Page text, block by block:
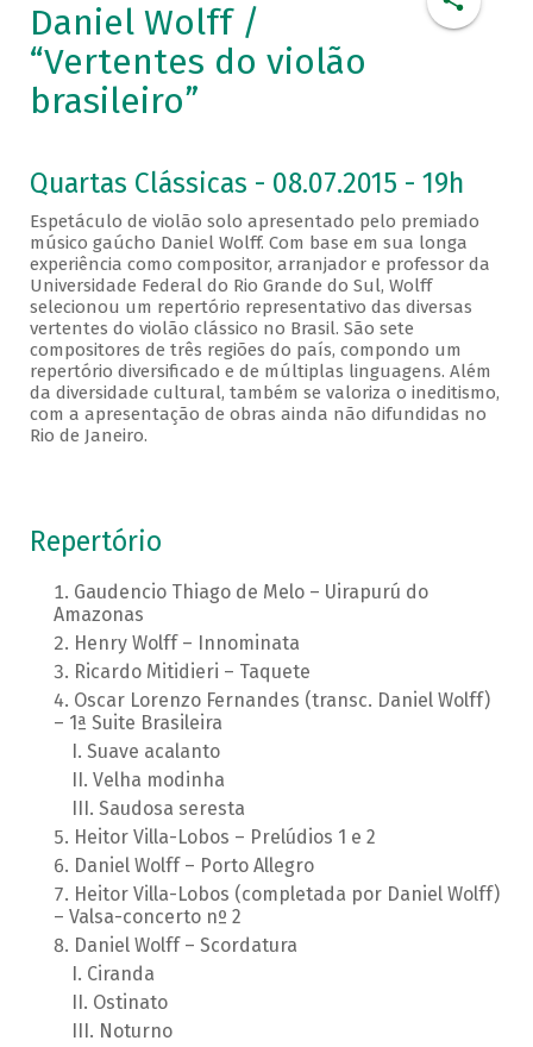
Daniel Wolff /
“Vertentes do violão
brasileiro”
Quartas Clássicas - 08.07.2015 - 19h
Espetáculo de violão solo apresentado pelo premiado
músico gaúcho Daniel Wolff. Com base em sua longa
experiência como compositor, arranjador e professor da
Universidade Federal do Rio Grande do Sul, Wolff
selecionou um repertório representativo das diversas
vertentes do violão clássico no Brasil. São sete
compositores de três regiões do país, compondo um
repertório diversificado e de múltiplas linguagens. Além
da diversidade cultural, também se valoriza o ineditismo,
com a apresentação de obras ainda não difundidas no
Rio de Janeiro.
Repertório
Gaudencio Thiago de Melo – Uirapurú do
Amazonas
Henry Wolff – Innominata
Ricardo Mitidieri – Taquete
Oscar Lorenzo Fernandes (transc. Daniel Wolff)
– 1ª Suite Brasileira
Suave acalanto
Velha modinha
Saudosa seresta
Heitor Villa-Lobos – Prelúdios 1 e 2
Daniel Wolff – Porto Allegro
Heitor Villa-Lobos (completada por Daniel Wolff)
– Valsa-concerto nº 2
Daniel Wolff – Scordatura
Ciranda
Ostinato
Noturno